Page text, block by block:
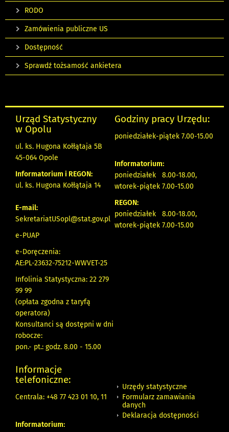
RODO
Zamówienia publiczne US
Dostępność
Sprawdź tożsamość ankietera
Urząd Statystyczny
w Opolu
ul. ks. Hugona Kołłątaja 5B
45-064 Opole
Informatorium i REGON:
ul. ks. Hugona Kołłątaja 14
E-mail:
SekretariatUSopl@stat.gov.pl
e-PUAP
e-Doręczenia:
AE:PL-23632-75212-WWVET-25
Infolinia Statystyczna: 22 279
99 99
(opłata zgodna z taryfą
operatora)
Konsultanci są dostępni w dni
robocze:
pon.- pt.: godz. 8.00 - 15.00
Godziny pracy Urzędu:
poniedziałek-piątek 7.00-15.00
Informatorium:
poniedziałek 8.00-18.00,
wtorek-piątek 7.00-15.00
REGON:
poniedziałek 8.00-18.00,
wtorek-piątek 7.00-15.00
Informacje
telefoniczne:
Centrala: +48 77 423 01 10, 11
Informatorium:
Urzędy statystyczne
Formularz zamawiania
danych
Deklaracja dostępności